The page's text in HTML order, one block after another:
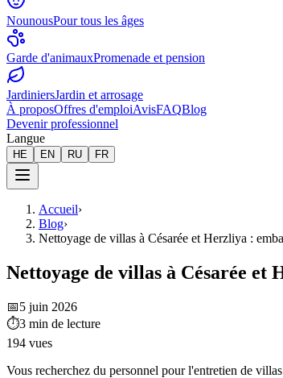
NounousPour tous les âges
Garde d'animauxPromenade et pension
JardiniersJardin et arrosage
À proposOffres d'emploiAvisFAQBlog
Devenir professionnel
Langue
HE EN RU FR
Accueil›
Blog›
Nettoyage de villas à Césarée et Herzliya :
Nettoyage de villas à Césarée et
📅5 juin 2026
⏱3 min de lecture
194 vues
Vous recherchez du personnel pour l'entretien de